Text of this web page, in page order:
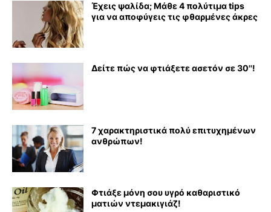
Έχεις ψαλίδα; Μάθε 4 πολύτιμα tips
για να αποφύγεις τις φθαρμένες άκρες
Δείτε πώς να φτιάξετε ασετόν σε 30''!
7 χαρακτηριστικά πολύ επιτυχημένων
ανθρώπων!
Φτιάξε μόνη σου υγρό καθαριστικό
ματιών ντεμακιγιάζ!